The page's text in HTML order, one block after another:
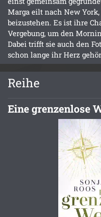
Marga eilt nach New
beizustehen. Es ist ihre
Vergebung, um den
Dabei trifft sie auch den
schon lange ihr Herz
Reihe
Eine grenzenlose